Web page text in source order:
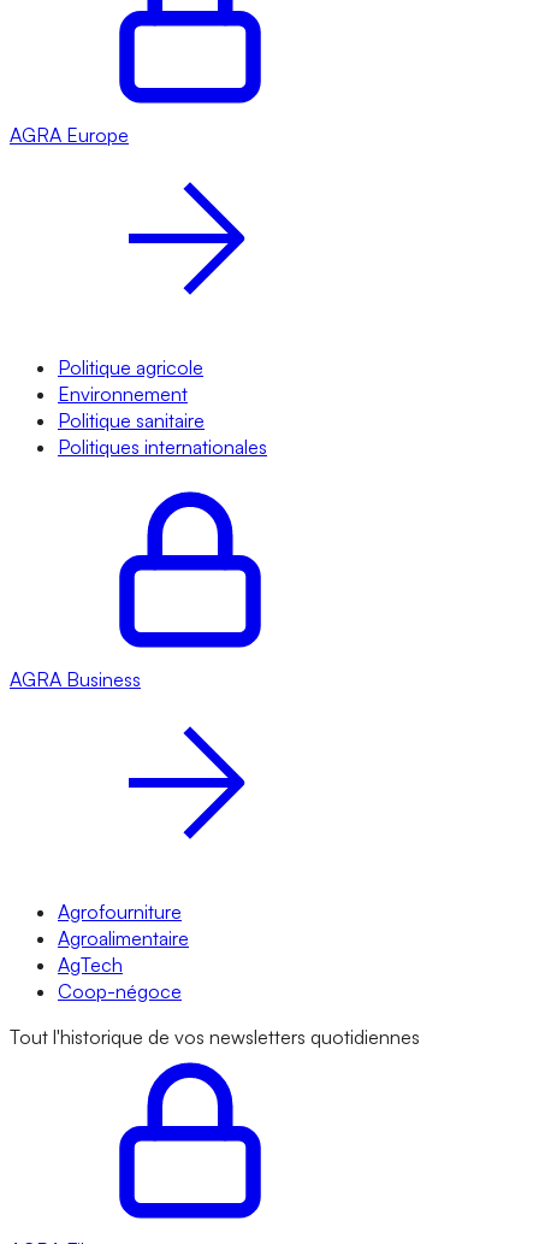
AGRA Europe
Politique agricole
Environnement
Politique sanitaire
Politiques internationales
AGRA Business
Agrofourniture
Agroalimentaire
AgTech
Coop-négoce
Tout l'historique de vos newsletters quotidiennes